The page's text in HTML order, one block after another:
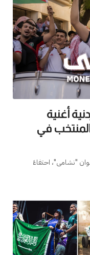
أغنية
في
"نشامى"، احتفاءً